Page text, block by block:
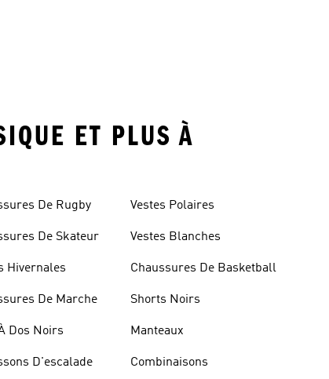
ET PLUS À
De Rugby
De Skateur
Hivernales
De Marche
Dos Noirs
D'escalade
Vestes Polaires
Vestes Blanches
Chaussures De Basketball
Shorts Noirs
Manteaux
Combinaisons